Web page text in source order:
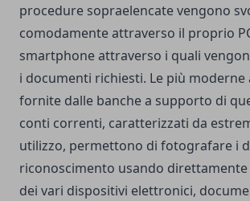
procedure sopraelencate vengono
comodamente attraverso il proprio
smartphone attraverso i quali
i documenti richiesti. Le più moderne
fornite dalle banche a supporto di
conti correnti, caratterizzati da
utilizzo, permettono di fotografare i
riconoscimento usando
dei vari dispositivi elettronici,